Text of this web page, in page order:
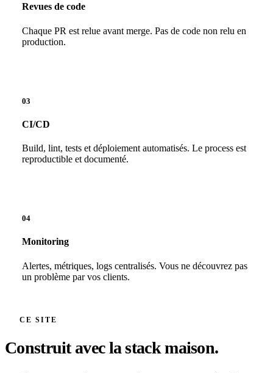
Revues de code
Chaque PR est relue avant merge. Pas de code non relu en
production.
03
CI/CD
Build, lint, tests et déploiement automatisés. Le process est
reproductible et documenté.
04
Monitoring
Alertes, métriques, logs centralisés. Vous ne découvrez pas
un problème par vos clients.
CE SITE
Construit avec la stack maison.